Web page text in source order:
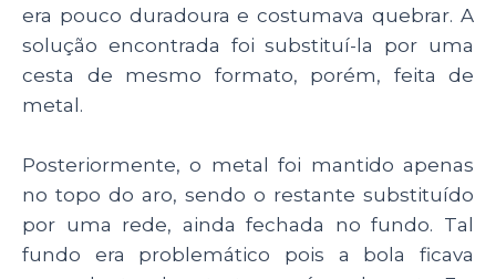
era pouco duradoura e costumava quebrar. A
solução encontrada foi substituí-la por uma
cesta de mesmo formato, porém, feita de
metal.
Posteriormente, o metal foi mantido apenas
no topo do aro, sendo o restante substituído
por uma rede, ainda fechada no fundo. Tal
fundo era problemático pois a bola ficava